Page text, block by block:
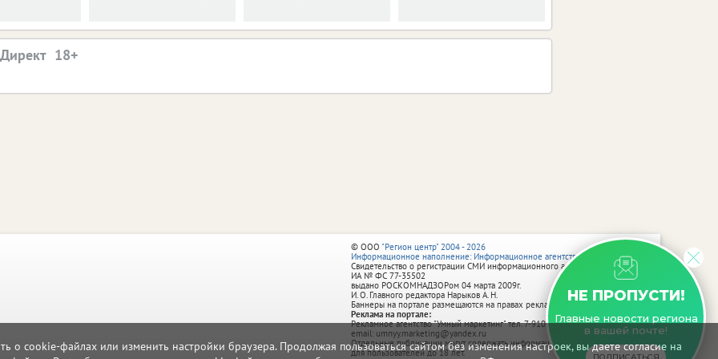
о cookie-файлах или изменить настройки браузера. Продолжая пользоваться сайтом без изменения настроек, вы даете согласие на
НЕ ПРОПУСТИ!
Главные новости региона
в вашей почте!
© ООО "Регион центр" 2004 - 2026
Информационное наполнение: Информационное агентство vRossii.ru
Свидетельство о регистрации СМИ информационного агентства vRossii.ru
ИА № ФС 77‑35502
выдано РОСКОМНАДЗОРом 04 марта 2009г.
И. О. Главного редактора Нарыков А. Н.
Баннеры на портале размещаются на правах рекламы.
Реклама на портале:
Рекламное агентство "Умный маркетинг" тел. 7-910-267-70-40,
email: umnyy.marketing@yandex.ru
Отдельные публикации могут содержать информацию, не предназначенную
для пользователей до 18 лет.